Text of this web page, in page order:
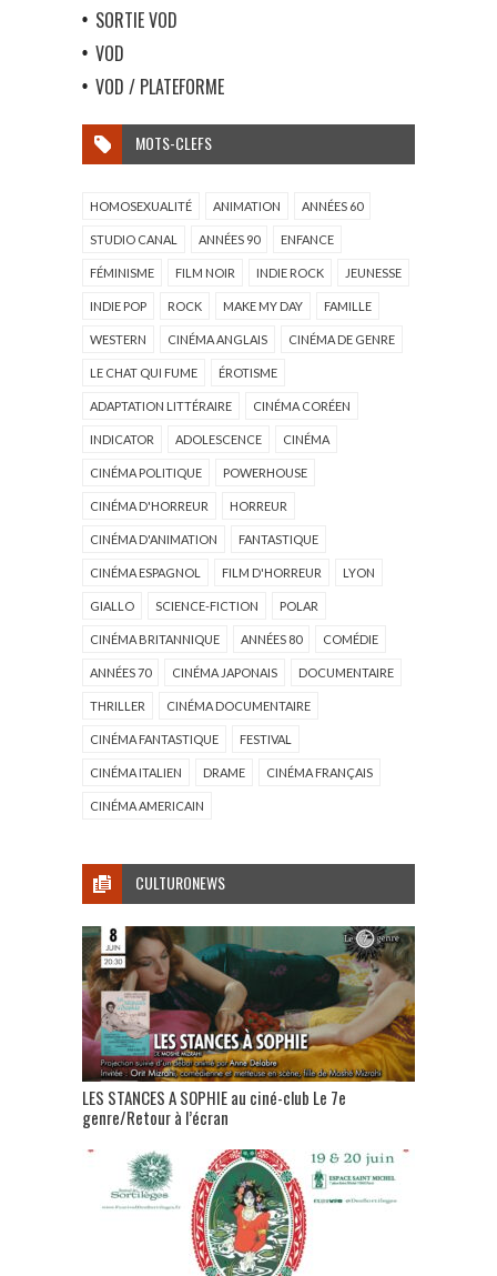
SORTIE VOD
VOD
VOD / PLATEFORME
MOTS-CLEFS
HOMOSEXUALITÉ ANIMATION ANNÉES 60
STUDIO CANAL ANNÉES 90 ENFANCE
FÉMINISME FILM NOIR INDIE ROCK JEUNESSE
INDIE POP ROCK MAKE MY DAY FAMILLE
WESTERN CINÉMA ANGLAIS CINÉMA DE GENRE
LE CHAT QUI FUME ÉROTISME
ADAPTATION LITTÉRAIRE CINÉMA CORÉEN
INDICATOR ADOLESCENCE CINÉMA
CINÉMA POLITIQUE POWERHOUSE
CINÉMA D'HORREUR HORREUR
CINÉMA D'ANIMATION FANTASTIQUE
CINÉMA ESPAGNOL FILM D'HORREUR LYON
GIALLO SCIENCE-FICTION POLAR
CINÉMA BRITANNIQUE ANNÉES 80 COMÉDIE
ANNÉES 70 CINÉMA JAPONAIS DOCUMENTAIRE
THRILLER CINÉMA DOCUMENTAIRE
CINÉMA FANTASTIQUE FESTIVAL
CINÉMA ITALIEN DRAME CINÉMA FRANÇAIS
CINÉMA AMERICAIN
CULTURONEWS
LES STANCES A SOPHIE au ciné-club Le 7e
genre/Retour à l’écran